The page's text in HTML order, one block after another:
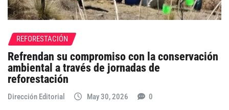
REFORESTACIÓN
Refrendan su compromiso con la conservación
ambiental a través de jornadas de
reforestación
Dirección Editorial May 30, 2026 0